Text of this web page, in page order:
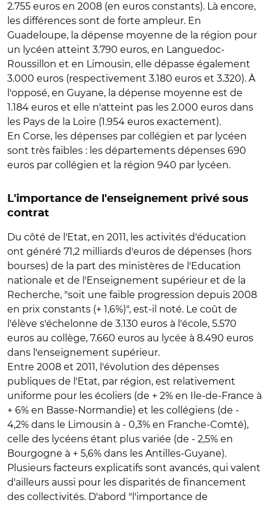
2.755 euros en 2008 (en euros constants). Là encore,
les différences sont de forte ampleur. En
Guadeloupe, la dépense moyenne de la région pour
un lycéen atteint 3.790 euros, en Languedoc-
Roussillon et en Limousin, elle dépasse également
3.000 euros (respectivement 3.180 euros et 3.320). À
l'opposé, en Guyane, la dépense moyenne est de
1.184 euros et elle n'atteint pas les 2.000 euros dans
les Pays de la Loire (1.954 euros exactement).
En Corse, les dépenses par collégien et par lycéen
sont très faibles : les départements dépenses 690
euros par collégien et la région 940 par lycéen.
L'importance de l'enseignement privé sous
contrat
Du côté de l'Etat, en 2011, les activités d'éducation
ont généré 71,2 milliards d'euros de dépenses (hors
bourses) de la part des ministères de l'Education
nationale et de l'Enseignement supérieur et de la
Recherche, "soit une faible progression depuis 2008
en prix constants (+ 1,6%)", est-il noté. Le coût de
l'élève s'échelonne de 3.130 euros à l'école, 5.570
euros au collège, 7.660 euros au lycée à 8.490 euros
dans l'enseignement supérieur.
Entre 2008 et 2011, l'évolution des dépenses
publiques de l'Etat, par région, est relativement
uniforme pour les écoliers (de + 2% en Ile-de-France à
+ 6% en Basse-Normandie) et les collégiens (de -
4,2% dans le Limousin à - 0,3% en Franche-Comté),
celle des lycéens étant plus variée (de - 2,5% en
Bourgogne à + 5,6% dans les Antilles-Guyane).
Plusieurs facteurs explicatifs sont avancés, qui valent
d'ailleurs aussi pour les disparités de financement
des collectivités. D'abord "l'importance de